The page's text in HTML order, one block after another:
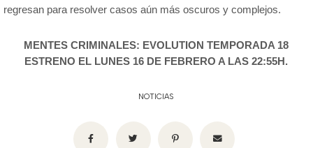
regresan para resolver casos aún más oscuros y complejos.
MENTES CRIMINALES: EVOLUTION TEMPORADA 18
ESTRENO EL LUNES 16 DE FEBRERO A LAS 22:55H.
NOTICIAS